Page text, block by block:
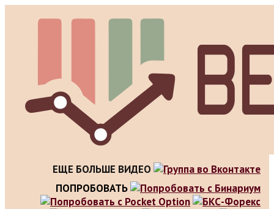
ЕЩЕ БОЛЬШЕ ВИДЕО
ПОПРОБОВАТЬ